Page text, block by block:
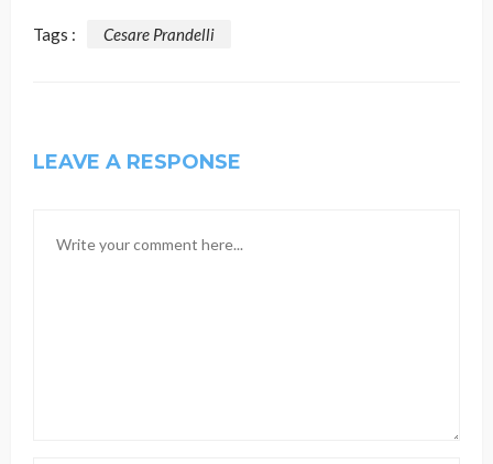
Tags : Cesare Prandelli
LEAVE A RESPONSE